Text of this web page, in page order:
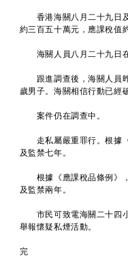
香港海關八月二十九日及
約三百五十萬元，應課稅值
海關人員八月二十九日在
跟進調查後，海關人員昨
歲男子。海關相信行動已經
案件仍在調查中。
走私屬嚴重罪行。根據《
及監禁七年。
根據《應課稅品條例》，
及監禁兩年。
市民可致電海關二十四小
舉報懷疑私煙活動。
完